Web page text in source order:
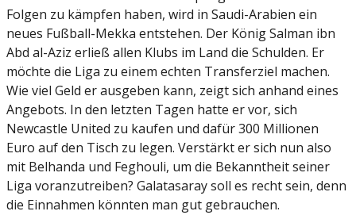
Folgen zu kämpfen haben, wird in Saudi-Arabien ein
neues Fußball-Mekka entstehen. Der König Salman ibn
Abd al-Aziz erließ allen Klubs im Land die Schulden. Er
möchte die Liga zu einem echten Transferziel machen.
Wie viel Geld er ausgeben kann, zeigt sich anhand eines
Angebots. In den letzten Tagen hatte er vor, sich
Newcastle United zu kaufen und dafür 300 Millionen
Euro auf den Tisch zu legen. Verstärkt er sich nun also
mit Belhanda und Feghouli, um die Bekanntheit seiner
Liga voranzutreiben? Galatasaray soll es recht sein, denn
die Einnahmen könnten man gut gebrauchen.